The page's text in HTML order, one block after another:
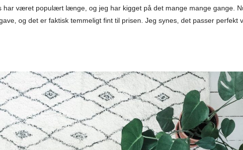
har været populært længe, og jeg har kigget på det mange mange gange.
og det er faktisk temmeligt fint til prisen. Jeg synes, det passer perfekt